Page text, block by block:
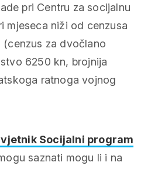
pri Centru za socijalnu
mjeseca niži od cenzusa
za dvočlano
6250 kn, brojnija
ratnoga vojnog
Socijalni program
saznati mogu li i na